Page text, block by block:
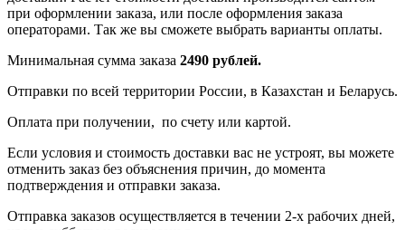
при оформлении заказа, или после оформления заказа
операторами. Так же вы сможете выбрать варианты оплаты.
Минимальная сумма заказа 2490 рублей.
Отправки по всей территории России, в Казахстан и Беларусь.
Оплата при получении, по счету или картой.
Если условия и стоимость доставки вас не устроят, вы можете
отменить заказ без объяснения причин, до момента
подтверждения и отправки заказа.
Отправка заказов осуществляется в течении 2-х рабочих дней,